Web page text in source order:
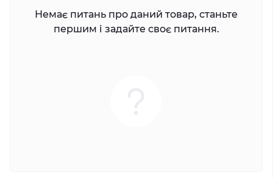
Немає питань про даний товар, станьте
першим і задайте своє питання.